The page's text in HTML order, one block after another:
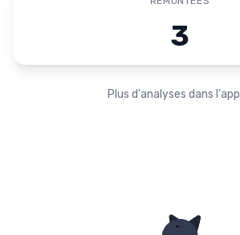
3
Plus d'analyses dans l'app